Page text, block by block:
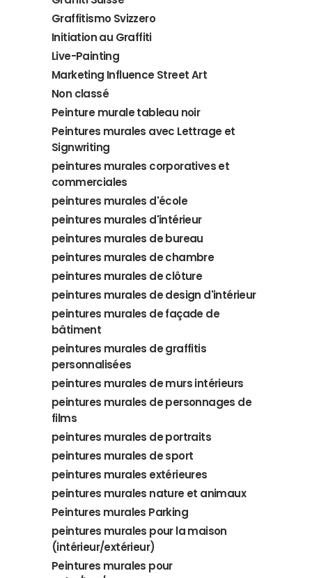
Graffitismo Svizzero
Initiation au Graffiti
Live-Painting
Marketing Influence Street Art
Non classé
Peinture murale tableau noir
Peintures murales avec Lettrage et
Signwriting
peintures murales corporatives et
commerciales
peintures murales d'école
peintures murales d'intérieur
peintures murales de bureau
peintures murales de chambre
peintures murales de clôture
peintures murales de design d'intérieur
peintures murales de façade de
bâtiment
peintures murales de graffitis
personnalisées
peintures murales de murs intérieurs
peintures murales de personnages de
films
peintures murales de portraits
peintures murales de sport
peintures murales extérieures
peintures murales nature et animaux
Peintures murales Parking
peintures murales pour la maison
(intérieur/extérieur)
Peintures murales pour